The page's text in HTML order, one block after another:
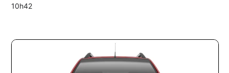
10h42